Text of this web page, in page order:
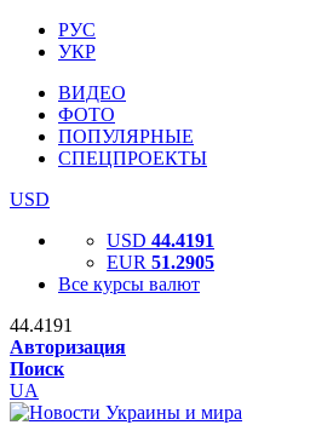
РУС
УКР
ВИДЕО
ФОТО
ПОПУЛЯРНЫЕ
СПЕЦПРОЕКТЫ
USD
USD 44.4191
EUR 51.2905
Все курсы валют
44.4191
Авторизация
Поиск
UA